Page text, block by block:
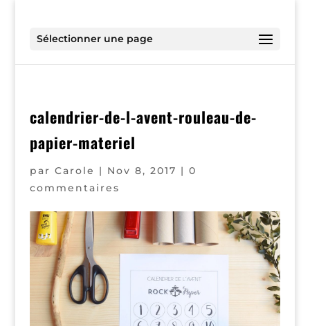
Sélectionner une page
calendrier-de-l-avent-rouleau-de-
papier-materiel
par Carole | Nov 8, 2017 | 0
commentaires